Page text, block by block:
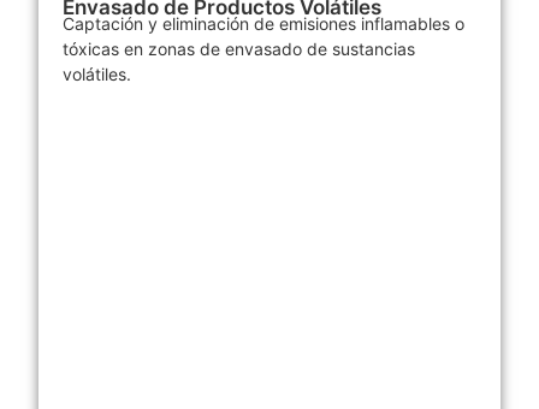
Envasado de Productos Volátiles
Captación y eliminación de emisiones inflamables o
tóxicas en zonas de envasado de sustancias
volátiles.